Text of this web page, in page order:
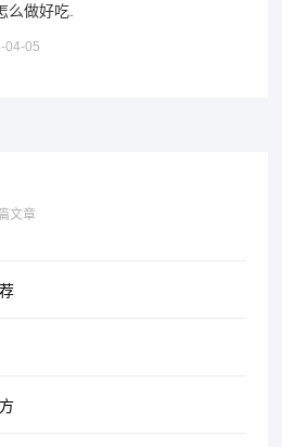
么做好吃.
04-05
文章